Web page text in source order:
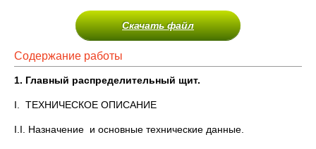
Скачать файл
Содержание работы
1. Главный распределительный щит.
I. ТЕХНИЧЕСКОЕ ОПИСАНИЕ
I.I. Назначение и основные технические данные.